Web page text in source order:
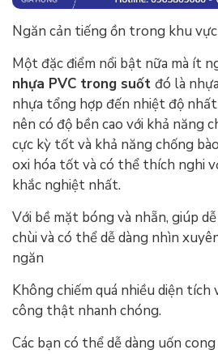
Ngăn cản tiếng ồn trong khu
Một đặc điểm nổi bật nữa mà ít
nhựa PVC trong suốt đó là
nhựa tổng hợp đến nhiệt độ
nên có độ bền cao với khả năng
cực kỳ tốt và khả năng chống
oxi hóa tốt và có thể thích nghi
khắc nghiệt nhất.
Với bề mặt bóng và nhẵn, giúp
chùi và có thể dễ dàng nhìn
ngăn
Không chiếm quá nhiều diện
công thật nhanh chóng.
Các bạn có thể dễ dàng uốn